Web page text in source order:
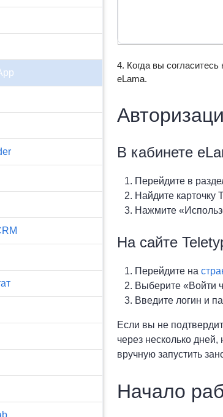
4. Когда вы
eLama.
В кабинете
Перейдите в
Найдите карточку
Нажмите
На сайте
Перейдите на
Выберите «Войти
Введите логин и
Если вы не
через несколько
вручную запустить
Начало